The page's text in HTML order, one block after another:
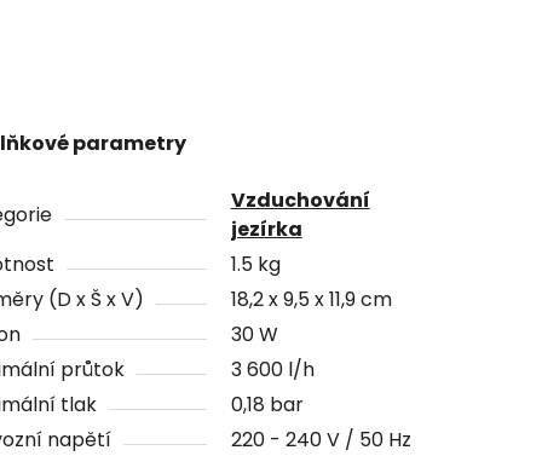
parametry
Vzduchování
jezírka
1.5 kg
(D x Š x V)
18,2 x 9,5 x 11,9 cm
30 W
průtok
3 600 l/h
tlak
0,18 bar
napětí
220 - 240 V / 50 Hz